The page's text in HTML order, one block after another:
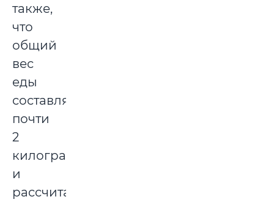
также,
что
общий
вес
еды
составляет
почти
2
килограмма
и
рассчитан